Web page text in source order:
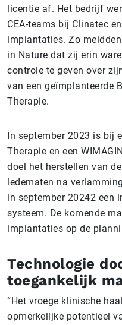
licentie af. Het bedrijf
CEA-teams bij Clinatec
implantaties. Zo
in Nature dat zij erin
controle te geven over
van een geïmplanteerde
Therapie.
In september 2023 is bij
Therapie en een
doel het herstellen van
ledematen na
in september 20242 een
systeem. De komende
implantaties op de
Technologie
toegankelijk
“Het vroege klinische
opmerkelijke potentieel